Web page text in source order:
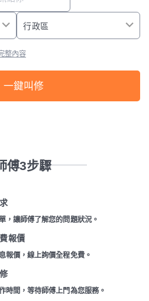
整內容
一鍵叫修
傅3步驟
，讓師傅了解您的問題狀況。
報價
報價，線上詢價全程免費。
時間，等待師傅上門為您服務。